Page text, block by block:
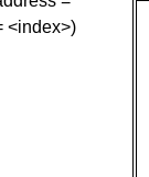
<index>)